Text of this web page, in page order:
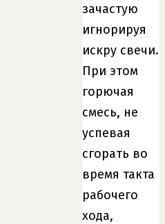
зачастую
игнорируя
искру свечи.
При этом
горючая
смесь, не
успевая
сгорать во
время такта
рабочего
хода,